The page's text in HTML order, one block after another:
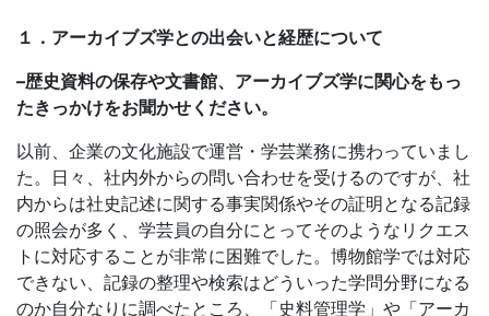
１．アーカイブズ学との出会いと経歴について
–歴史資料の保存や文書館、アーカイブズ学に関心をもっ
たきっかけをお聞かせください。
以前、企業の文化施設で運営・学芸業務に携わっていまし
た。日々、社内外からの問い合わせを受けるのですが、社
内からは社史記述に関する事実関係やその証明となる記録
の照会が多く、学芸員の自分にとってそのようなリクエス
トに対応することが非常に困難でした。博物館学では対応
できない、記録の整理や検索はどういった学問分野になる
のか自分なりに調べたところ、「史料管理学」や「アーカ